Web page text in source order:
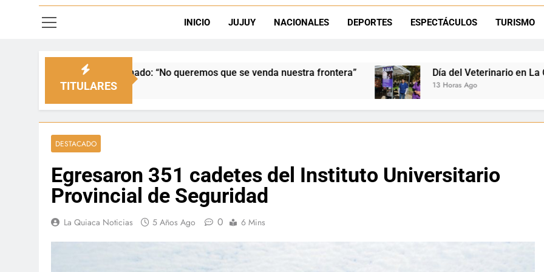
INICIO JUJUY NACIONALES DEPORTES ESPECTÁCULOS TURISMO
TITULARES
“No queremos que se venda nuestra frontera” Día del Veterinario en La Quiaca: Zoonosis llevó
DESTACADO
Egresaron 351 cadetes del Instituto Universitario
Provincial de Seguridad
La Quiaca Noticias 5 Años Ago 0 6 Mins